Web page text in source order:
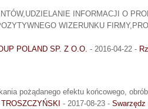
INFORMACJI O
WIZERUNKU
POLAND SP. Z O.O. - 2016-04-22 -
pożądanego efektu końcowego,
- 2017-08-23 - Swarzędz